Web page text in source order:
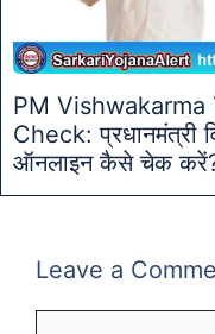
PM
Check: प्रधानमंत्री
ऑनलाइन कैसे चेक
Leave a